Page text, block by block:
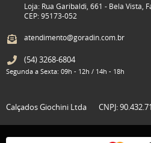
Loja: Rua Garibaldi, 661 - Bela Vista,
CEP: 95173-052
atendimento@goradin.com.br
(54)3268-6804
Segunda a Sexta: 09h - 12h / 14h - 18h
Calçados Giochini Ltda CNPJ: